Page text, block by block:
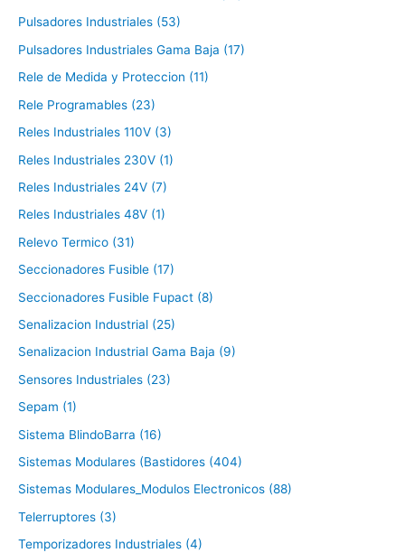
Pulsadores Industriales (53)
Pulsadores Industriales Gama Baja (17)
Rele de Medida y Proteccion (11)
Rele Programables (23)
Reles Industriales 110V (3)
Reles Industriales 230V (1)
Reles Industriales 24V (7)
Reles Industriales 48V (1)
Relevo Termico (31)
Seccionadores Fusible (17)
Seccionadores Fusible Fupact (8)
Senalizacion Industrial (25)
Senalizacion Industrial Gama Baja (9)
Sensores Industriales (23)
Sepam (1)
Sistema BlindoBarra (16)
Sistemas Modulares (Bastidores (404)
Sistemas Modulares_Modulos Electronicos (88)
Telerruptores (3)
Temporizadores Industriales (4)